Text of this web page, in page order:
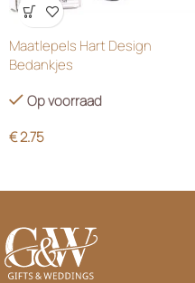
Wensenlijst
Maatlepels Hart Design
Bedankjes
Op voorraad
€2.75